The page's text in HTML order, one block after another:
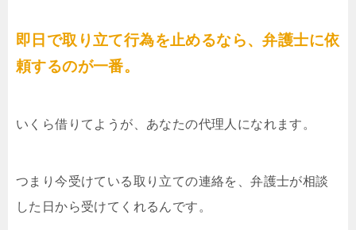
即日で取り立て行為を止めるなら、弁護士に依
頼するのが一番。
いくら借りてようが、あなたの代理人になれます。
つまり今受けている取り立ての連絡を、弁護士が相談
した日から受けてくれるんです。